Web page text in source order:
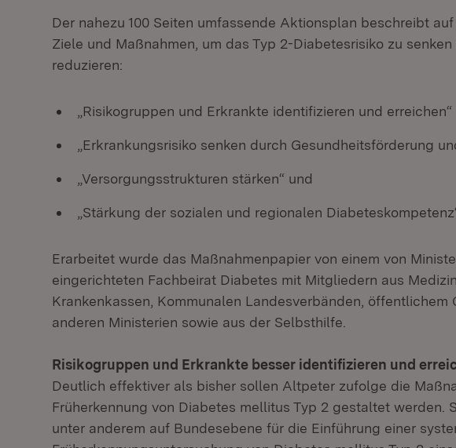
Der nahezu 100 Seiten umfassende Aktionsplan beschreibt
Ziele und Maßnahmen, um das Typ 2-Diabetesrisiko zu
reduzieren:
„Risikogruppen und Erkrankte identifizieren und erreichen“
„Erkrankungsrisiko senken durch Gesundheitsförderung
„Versorgungsstrukturen stärken“ und
„Stärkung der sozialen und regionalen
Erarbeitet wurde das Maßnahmenpapier von einem von
eingerichteten Fachbeirat Diabetes mit Mitgliedern aus
Krankenkassen, Kommunalen Landesverbänden, öffentlichem
anderen Ministerien sowie aus der Selbsthilfe.
Risikogruppen und Erkrankte besser identifizieren und
Deutlich effektiver als bisher sollen Altpeter zufolge die
Früherkennung von Diabetes mellitus Typ 2 gestaltet werden.
unter anderem auf Bundesebene für die Einführung einer